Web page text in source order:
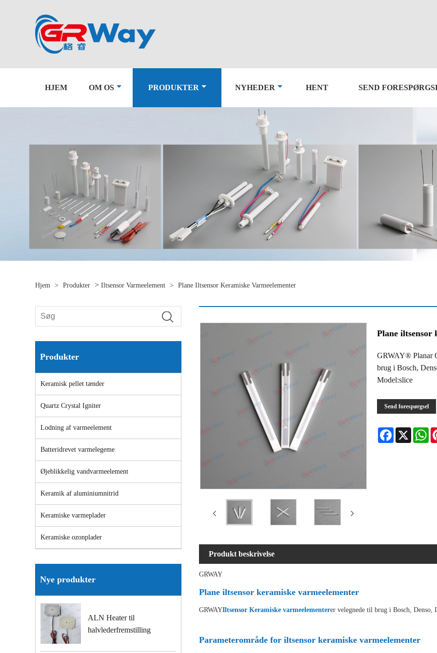
HJEM OM OS PRODUKTER NYHEDER HENT SEND
Hjem > Produkter > Iltsensor Varmeelement > Plane Iltsensor Keramiske Varmeelementer
Produkter
Keramisk pellet tænder
Quartz Crystal Igniter
Lodning af varmeelement
Batteridrevet varmelegeme
Øjeblikkelig vandvarmeelement
Keramik af aluminiumnitrid
Keramiske varmeplader
Keramiske ozonplader
Nye produkter
ALN Heater til
halvlederfremstilling
Plane iltsensor
GRWAY® Planar
brug i Bosch,
Model:slice
Send forespørgsel
Facebook
X
Produkt beskrivelse
GRWAY
Plane iltsensor keramiske varmeelementer
GRWAYIltsensor Keramiske varmeelementerer velegnede til brug i Bosch, Denso,
Parameterområde for iltsensor keramiske varmeelementer